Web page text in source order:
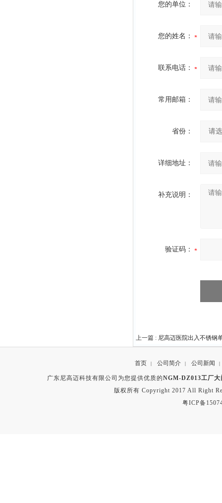
您的单位：
您的姓名：
联系电话：
常用邮箱：
省份：
详细地址：
补充说明：
验证码：
上一篇 : 尼高迈医院出入不锈钢
首页 | 公司简介 | 公司新闻 |
广东尼高迈科技有限公司为您提供优质的NGM-DZ013工厂
版权所有 Copyright 2017 All Right
粤ICP备